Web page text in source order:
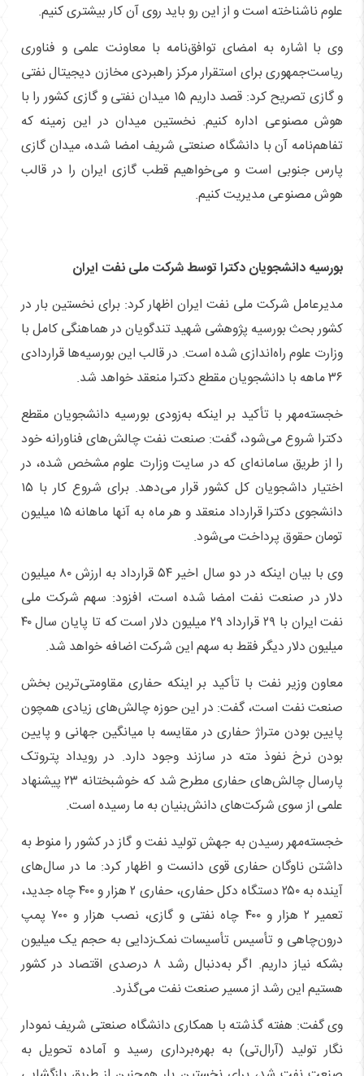
علوم ناشناخته است و از این رو باید روی آن کار بیشتری کنیم.
وی با اشاره به امضای توافق‌نامه با معاونت علمی و فناوری
ریاست‌جمهوری برای استقرار مرکز راهبردی مخازن دیجیتال نفتی
و گازی تصریح کرد: قصد داریم ۱۵ میدان نفتی و گازی کشور را با
هوش مصنوعی اداره کنیم. نخستین میدان در این زمینه که
تفاهم‌نامه آن با دانشگاه صنعتی شریف امضا شده، میدان گازی
پارس جنوبی است و می‌خواهیم قطب گازی ایران را در قالب
هوش مصنوعی مدیریت کنیم.
بورسیه دانشجویان دکترا توسط شرکت ملی نفت ایران
مدیرعامل شرکت ملی نفت ایران اظهار کرد: برای نخستین بار در
کشور بحث بورسیه پژوهشی شهید تندگویان در هماهنگی کامل با
وزارت علوم راه‌اندازی شده است. در قالب این بورسیه‌ها قراردادی
۳۶ ماهه با دانشجویان مقطع دکترا منعقد خواهد شد.
خجسته‌مهر با تأکید بر اینکه به‌زودی بورسیه دانشجویان مقطع
دکترا شروع می‌شود، گفت: صنعت نفت چالش‌های فناورانه خود
را از طریق سامانه‌ای که در سایت وزارت علوم مشخص شده، در
اختیار داشجویان کل کشور قرار می‌دهد. برای شروع کار با ۱۵
دانشجوی دکترا قرارداد منعقد و هر ماه به آنها ماهانه ۱۵ میلیون
تومان حقوق پرداخت می‌شود.
وی با بیان اینکه در دو سال اخیر ۵۴ قرارداد به ارزش ۸۰ میلیون
دلار در صنعت نفت امضا شده است،‌ افزود: سهم شرکت ملی
نفت ایران با ۲۹ قرارداد ۲۹ میلیون دلار است که تا پایان سال ۴۰
میلیون دلار دیگر فقط به سهم این شرکت اضافه خواهد شد.
معاون وزیر نفت با تأکید بر اینکه حفاری مقاومتی‌ترین بخش
صنعت نفت است، گفت: در این حوزه چالش‌های زیادی همچون
پایین‌ بودن متراژ حفاری در مقایسه با میانگین جهانی و پایین‌
بودن نرخ نفوذ مته در سازند وجود دارد. در رویداد پتروتک
پارسال چالش‌های حفاری مطرح شد که خوشبختانه ۲۳ پیشنهاد
علمی از سوی شرکت‌های دانش‌بنیان به ما رسیده است.
خجسته‌مهر رسیدن به جهش تولید نفت و گاز در کشور را منوط به
داشتن ناوگان حفاری قوی دانست و اظهار کرد: ما در سال‌های
آینده به ۲۵۰ دستگاه دکل حفاری، حفاری ۲ هزار و ۴۰۰ چاه جدید،
تعمیر ۲ هزار و ۴۰۰ چاه نفتی و گازی، نصب هزار و ۷۰۰ پمپ
درون‌چاهی و تأسیس تأسیسات نمک‌زدایی به حجم یک میلیون
بشکه نیاز داریم. اگر به‌دنبال رشد ۸ درصدی اقتصاد در کشور
هستیم این رشد از مسیر صنعت نفت می‌گذرد.
وی گفت: هفته گذشته با همکاری دانشگاه صنعتی شریف نمودار
نگار تولید (آرال‌تی) به بهره‌برداری رسید و آماده تحویل به